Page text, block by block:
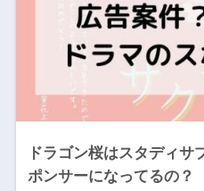
ドラゴン桜はスタディサ
ポンサーになってるの？